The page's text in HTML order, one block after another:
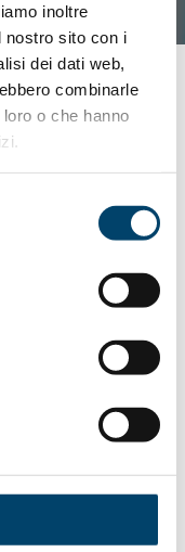
inoltre
nostro sito con i
dei dati web,
combinarle
o che hanno